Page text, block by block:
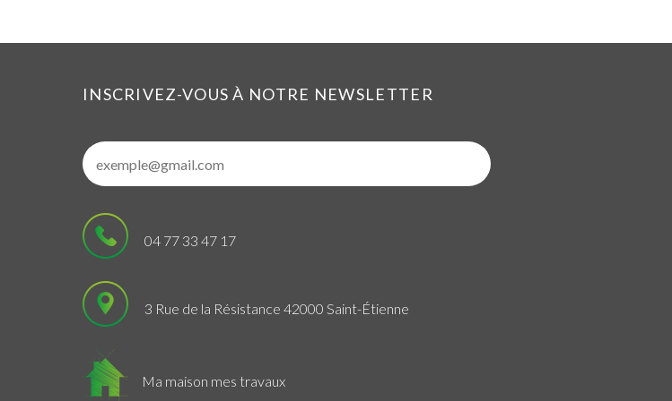
INSCRIVEZ-VOUS À NOTRE NEWSLETTER
04 77 33 47 17
3 Rue de la Résistance 42000 Saint-Étienne
Ma maison mes travaux